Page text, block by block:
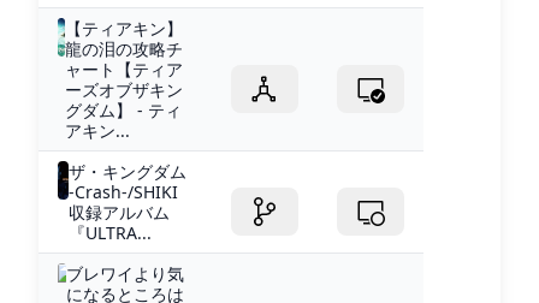
【ティアキン】
龍の泪の攻略チ
ャート【ティア
ーズオブザキン
グダム】 - ティ
アキン...
ザ・キングダム
-Crash-/SHIKI
収録アルバム
『ULTRA...
ブレワイより気
になるところは